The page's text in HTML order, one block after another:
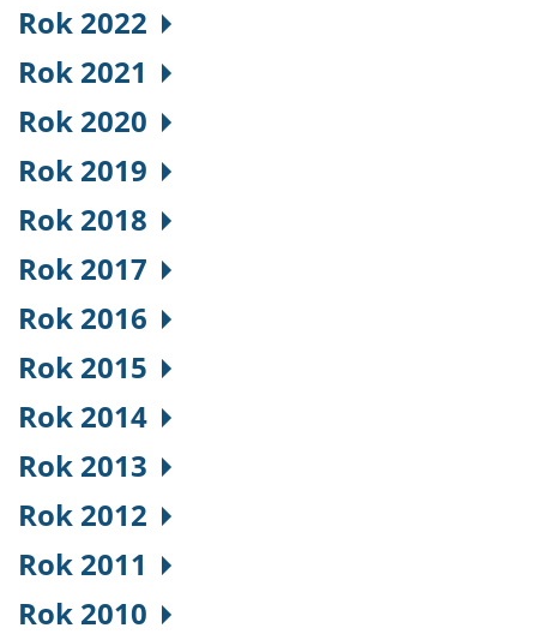
Rok 2022
Rok 2021
Rok 2020
Rok 2019
Rok 2018
Rok 2017
Rok 2016
Rok 2015
Rok 2014
Rok 2013
Rok 2012
Rok 2011
Rok 2010